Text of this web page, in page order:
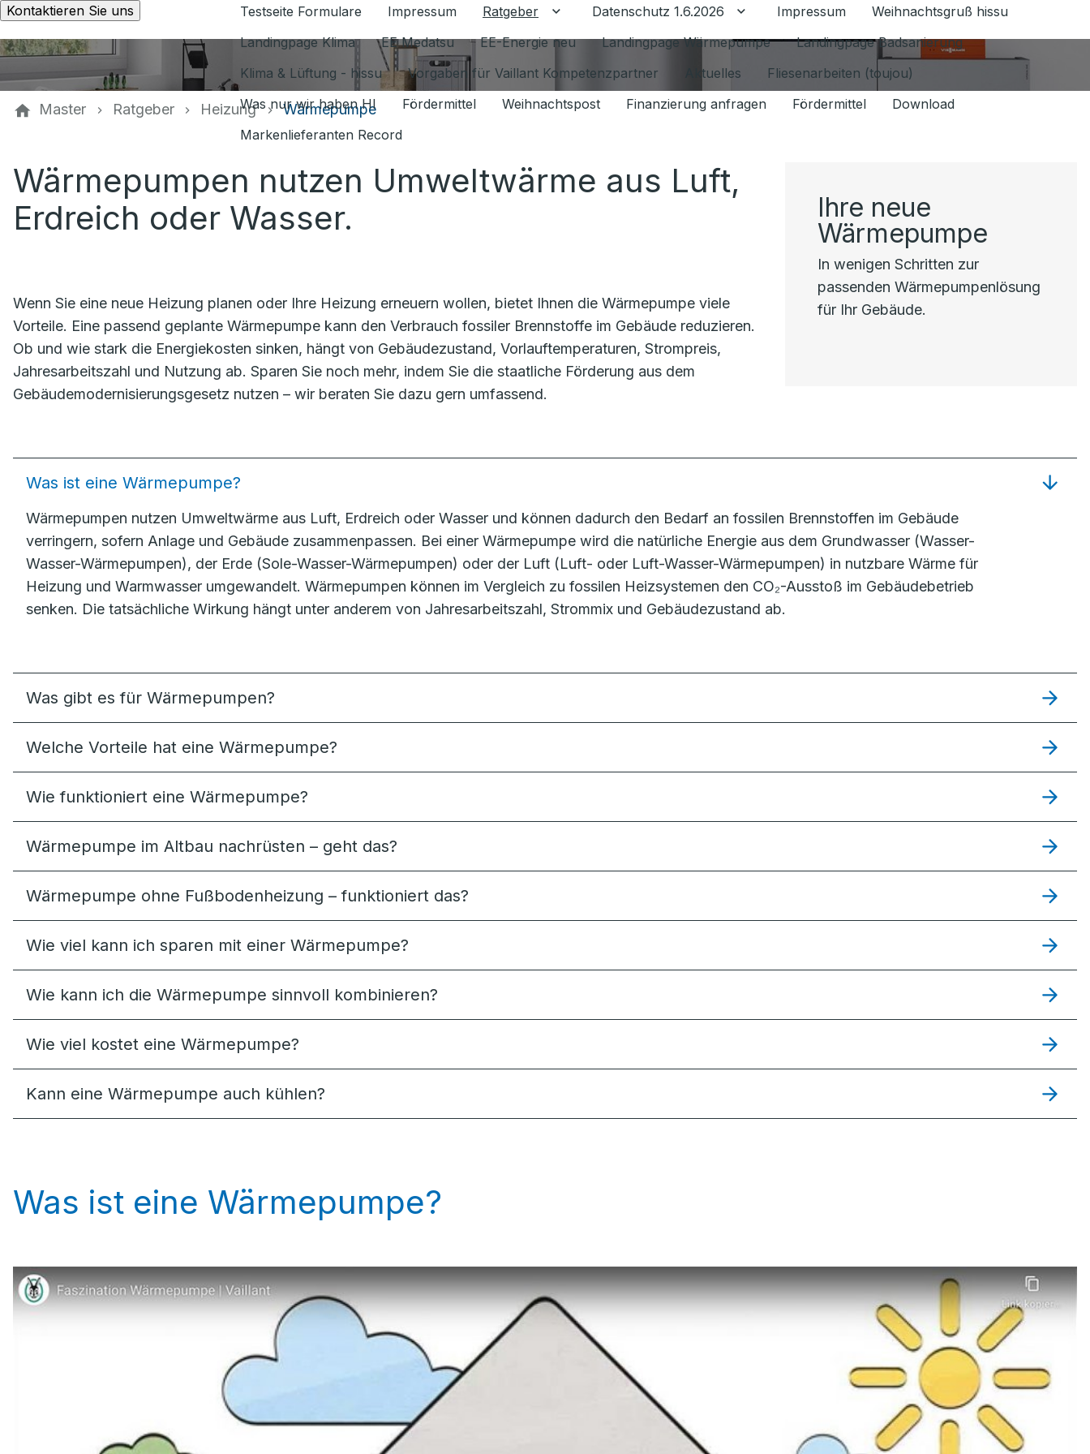
Kontaktieren Sie uns Testseite Formulare Impressum Ratgeber Untermenü für Ratgeber umschalten
Datenschutz 1.6.2026 Untermenü für Datenschutz 1.6.2026 umschalten
Impressum
Weihnachtsgruß hissu
Landingpage Klima
EE Medatsu EE-Energie neu Landingpage Wärmepumpe
Landingpage Badsanierung
Klima & Lüftung - hissu
Vorgaben für Vaillant Kompetenzpartner Aktuelles
Fliesenarbeiten (toujou)
Was nur wir haben HI
Fördermittel Weihnachtspost Finanzierung anfragen Fördermittel
Download
Markenlieferanten Record
Master Ratgeber Heizung Wärmepumpe
Wärmepumpen nutzen Umweltwärme aus Luft,
Erdreich oder Wasser.
Wenn Sie eine neue Heizung planen oder Ihre Heizung erneuern wollen, bietet Ihnen die Wärmepumpe viele
Vorteile. Eine passend geplante Wärmepumpe kann den Verbrauch fossiler Brennstoffe im Gebäude reduzieren.
Ob und wie stark die Energiekosten sinken, hängt von Gebäudezustand, Vorlauftemperaturen, Strompreis,
Jahresarbeitszahl und Nutzung ab. Sparen Sie noch mehr, indem Sie die staatliche Förderung aus dem
Gebäudemodernisierungsgesetz nutzen – wir beraten Sie dazu gern umfassend.
Ihre neue
Wärmepumpe
In wenigen Schritten zur
passenden Wärmepumpenlösung
für Ihr Gebäude.
Was ist eine Wärmepumpe?
Wärmepumpen nutzen Umweltwärme aus Luft, Erdreich oder Wasser und können dadurch den Bedarf an fossilen Brennstoffen im Gebäude
verringern, sofern Anlage und Gebäude zusammenpassen. Bei einer Wärmepumpe wird die natürliche Energie aus dem Grundwasser (Wasser-
Wasser-Wärmepumpen), der Erde (Sole-Wasser-Wärmepumpen) oder der Luft (Luft- oder Luft-Wasser-Wärmepumpen) in nutzbare Wärme für
Heizung und Warmwasser umgewandelt. Wärmepumpen können im Vergleich zu fossilen Heizsystemen den CO₂-Ausstoß im Gebäudebetrieb
senken. Die tatsächliche Wirkung hängt unter anderem von Jahresarbeitszahl, Strommix und Gebäudezustand ab.
Was gibt es für Wärmepumpen?
Welche Vorteile hat eine Wärmepumpe?
Wie funktioniert eine Wärmepumpe?
Wärmepumpe im Altbau nachrüsten – geht das?
Wärmepumpe ohne Fußbodenheizung – funktioniert das?
Wie viel kann ich sparen mit einer Wärmepumpe?
Wie kann ich die Wärmepumpe sinnvoll kombinieren?
Wie viel kostet eine Wärmepumpe?
Kann eine Wärmepumpe auch kühlen?
Was ist eine Wärmepumpe?